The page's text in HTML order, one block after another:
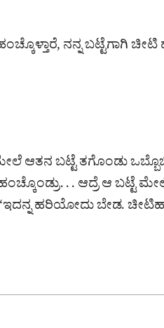
ನನ್ನ ಬಟ್ಟೆಗಾಗಿ ಚೀಟಿ
ಆತನ ಬಟ್ಟೆ ತಗೊಂಡು
. . ಆದ್ರೆ ಆ ಬಟ್ಟೆ
‘ಇದನ್ನ ಹರಿಯೋದು ಬೇಡ.